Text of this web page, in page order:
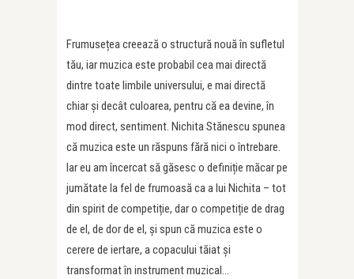
Frumusețea creează o structură nouă în sufletul
tău, iar muzica este probabil cea mai directă
dintre toate limbile universului, e mai directă
chiar și decât culoarea, pentru că ea devine, în
mod direct, sentiment. Nichita Stănescu spunea
că muzica este un răspuns fără nici o întrebare.
Iar eu am încercat să găsesc o definiție măcar pe
jumătate la fel de frumoasă ca a lui Nichita – tot
din spirit de competiție, dar o competiție de drag
de el, de dor de el, și spun că muzica este o
cerere de iertare, a copacului tăiat și
transformat în instrument muzical…